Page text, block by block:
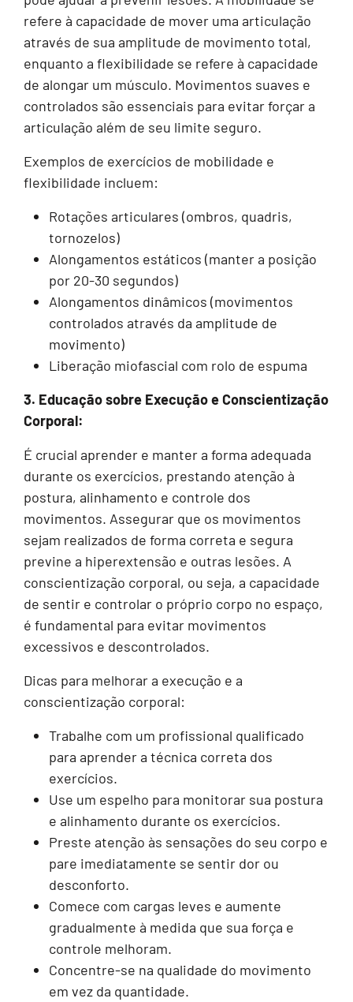
refere à capacidade de mover uma articulação
através de sua amplitude de movimento total,
enquanto a flexibilidade se refere à capacidade
de alongar um músculo. Movimentos suaves e
controlados são essenciais para evitar forçar a
articulação além de seu limite seguro.
Exemplos de exercícios de mobilidade e
flexibilidade incluem:
Rotações articulares (ombros, quadris,
tornozelos)
Alongamentos estáticos (manter a posição
por 20-30 segundos)
Alongamentos dinâmicos (movimentos
controlados através da amplitude de
movimento)
Liberação miofascial com rolo de espuma
3. Educação sobre Execução e Conscientização
Corporal:
É crucial aprender e manter a forma adequada
durante os exercícios, prestando atenção à
postura, alinhamento e controle dos
movimentos. Assegurar que os movimentos
sejam realizados de forma correta e segura
previne a hiperextensão e outras lesões. A
conscientização corporal, ou seja, a capacidade
de sentir e controlar o próprio corpo no espaço,
é fundamental para evitar movimentos
excessivos e descontrolados.
Dicas para melhorar a execução e a
conscientização corporal:
Trabalhe com um profissional qualificado
para aprender a técnica correta dos
exercícios.
Use um espelho para monitorar sua postura
e alinhamento durante os exercícios.
Preste atenção às sensações do seu corpo e
pare imediatamente se sentir dor ou
desconforto.
Comece com cargas leves e aumente
gradualmente à medida que sua força e
controle melhoram.
Concentre-se na qualidade do movimento
em vez da quantidade.